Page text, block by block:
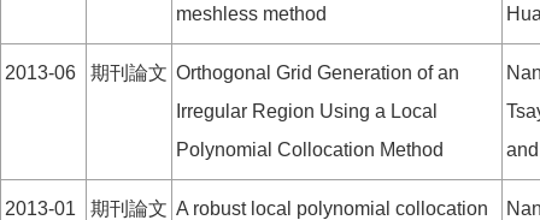
meshless method
2013-06 期刊論文 Orthogonal Grid Generation of an
Irregular Region Using a Local
Polynomial Collocation Method
2013-01 期刊論文 A robust local polynomial collocation